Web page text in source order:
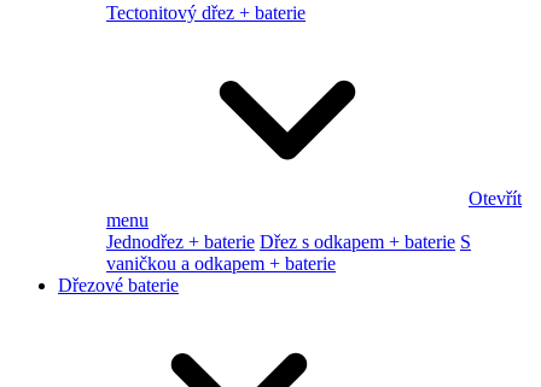
Tectonitový dřez + baterie
Otevřít
menu
Jednodřez + baterie Dřez s odkapem + baterie S
vaničkou a odkapem + baterie
Dřezové baterie